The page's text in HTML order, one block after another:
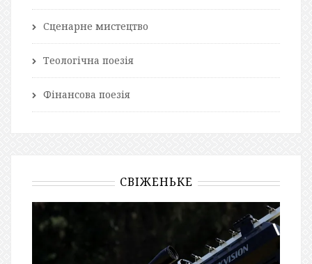
Сценарне мистецтво
Теологічна поезія
Фінансова поезія
СВІЖЕНЬКЕ